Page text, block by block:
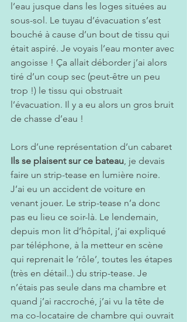
l’eau jusque dans les loges situées au
sous-sol. Le tuyau d’évacuation s’est
bouché à cause d’un bout de tissu qui
était aspiré. Je voyais l’eau monter avec
angoisse ! Ça allait déborder j’ai alors
tiré d’un coup sec (peut-être un peu
trop !) le tissu qui obstruait
l’évacuation. Il y a eu alors un gros bruit
de chasse d’eau !
Lors d’une représentation d’un cabaret
Ils se plaisent sur ce bateau, je devais
faire un strip-tease en lumière noire.
J’ai eu un accident de voiture en
venant jouer. Le strip-tease n’a donc
pas eu lieu ce soir-là. Le lendemain,
depuis mon lit d’hôpital, j’ai expliqué
par téléphone, à la metteur en scène
qui reprenait le ‘rôle’, toutes les étapes
(très en détail..) du strip-tease. Je
n’étais pas seule dans ma chambre et
quand j’ai raccroché, j’ai vu la tête de
ma co-locataire de chambre qui ouvrait